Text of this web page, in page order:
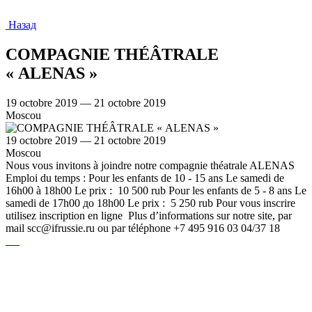
Назад
COMPAGNIE THÉÂTRALE
« ALENAS »
19 octobre 2019 — 21 octobre 2019
Moscou
19 octobre 2019 — 21 octobre 2019
Moscou
Nous vous invitons à joindre notre compagnie théatrale ALENAS
Emploi du temps : Pour les enfants de 10 - 15 ans Le samedi de
16h00 à 18h00 Le prix : 10 500 rub Pour les enfants de 5 - 8 ans Le
samedi de 17h00 до 18h00 Le prix : 5 250 rub Pour vous inscrire
utilisez inscription en ligne Plus d’informations sur notre site, par
mail scc@ifrussie.ru ou par téléphone +7 495 916 03 04/37 18